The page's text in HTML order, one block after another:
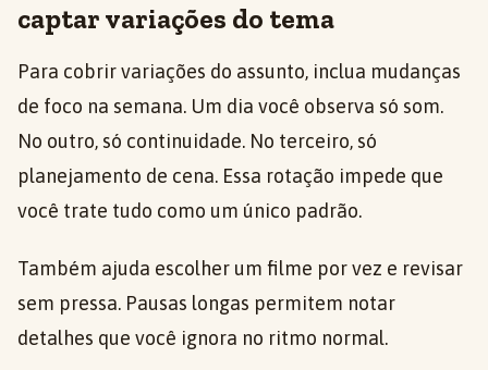
captar variações do tema
Para cobrir variações do assunto, inclua mudanças
de foco na semana. Um dia você observa só som.
No outro, só continuidade. No terceiro, só
planejamento de cena. Essa rotação impede que
você trate tudo como um único padrão.
Também ajuda escolher um filme por vez e revisar
sem pressa. Pausas longas permitem notar
detalhes que você ignora no ritmo normal.